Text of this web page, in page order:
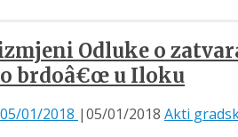
Odluke o
brdoâ€œ u Iloku
05/01/2018 |05/01/2018 Akti